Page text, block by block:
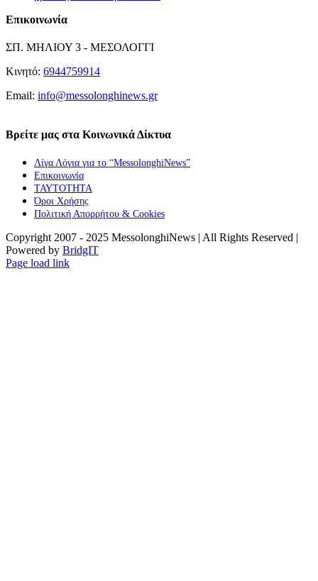
Επικοινωνία
ΣΠ. ΜΗΛΙΟΥ 3 - ΜΕΣΟΛΟΓΓΙ
Κινητό: 6944759914
Email: info@messolonghinews.gr
Βρείτε μας στα Κοινωνικά Δίκτυα
Λίγα Λόγια για το “MessolonghiNews”
Επικοινωνία
ΤΑΥΤΟΤΗΤΑ
Όροι Χρήσης
Πολιτική Απορρήτου & Cookies
Copyright 2007 - 2025 MessolonghiNews | All Rights Reserved |
Powered by BridgIT
YouTube
Facebook
Instagram
Page load link